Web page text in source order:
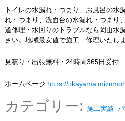
トイレの水漏れ・つまり、お風呂の水
れ・つまり、洗面台の水漏れ・つまり
道修理・水回りのトラブルなら岡山水
さい。地域最安値で施工・修理いたしま
見積り・出張無料・24時間365日受付
ホームページ https://
カテゴリー: 施工実績